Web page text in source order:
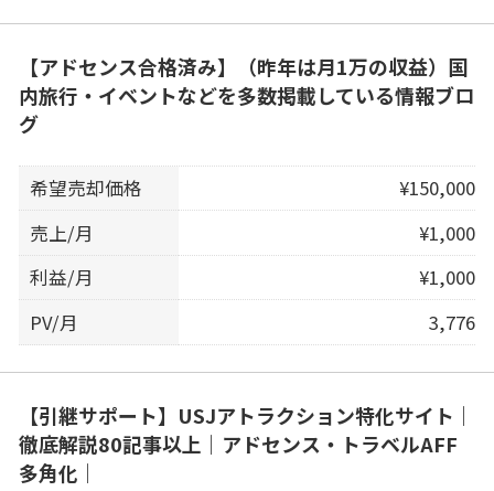
【アドセンス合格済み】（昨年は月1万の収益）国
内旅行・イベントなどを多数掲載している情報ブロ
グ
希望売却価格
¥150,000
売上/月
¥1,000
利益/月
¥1,000
PV/月
3,776
【引継サポート】USJアトラクション特化サイト｜
徹底解説80記事以上｜アドセンス・トラベルAFF
多角化｜